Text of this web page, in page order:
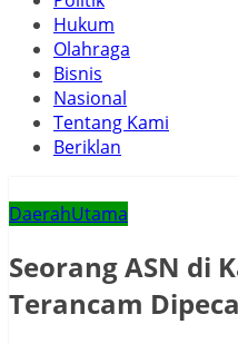
Hukum
Olahraga
Bisnis
Nasional
Tentang Kami
Beriklan
DaerahUtama
Seorang ASN di
Terancam